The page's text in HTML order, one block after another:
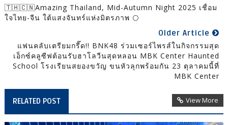
🇹🇭🇨🇳Amazing Thailand, Mid-Autumn Night 2025 เชื่อม
ใจไทย-จีน ใต้แสงจันทร์แห่งมิตรภาพ 🌕
Older Article
แฟนคลับเตรียมกรี๊ด!! BNK48 ร่วมเซอร์ไพรส์ในกิจกรรมสุด
เอ็กซ์คลูซีฟต้อนรับฮาโลวีนสุดหลอน MBK Center Haunted
School โรงเรียนสยองขวัญ ขนหัวลุกพร้อมกัน 23 ตุลาคมนี้ที่
MBK Center
RELATED POST View More